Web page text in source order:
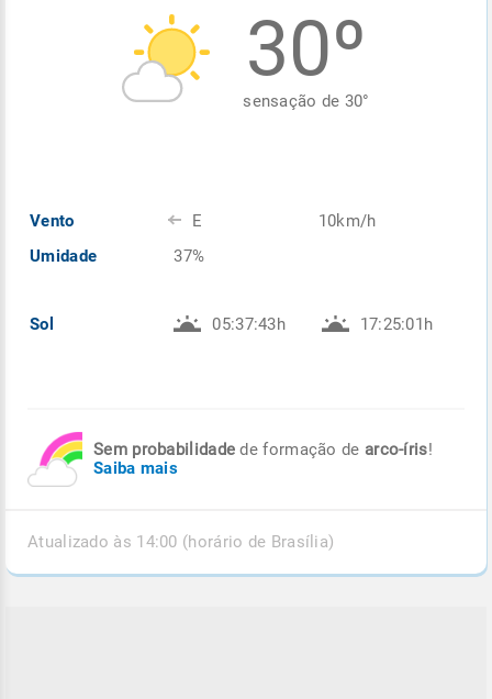
30º
sensação de 30°
Vento
Umidade
E
37%
10km/h
Sol 05:37:43h 17:25:01h
Sem probabilidade de formação de arco-íris!
Saiba mais
Atualizado às 14:00 (horário de Brasília)